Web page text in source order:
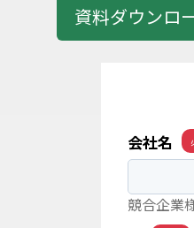
資料ダウンロ